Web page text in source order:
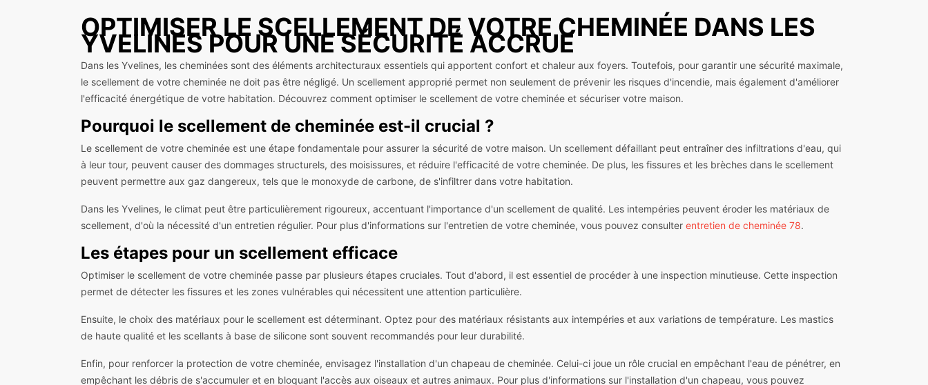
OPTIMISER LE SCELLEMENT DE VOTRE CHEMINÉE DANS LES
YVELINES POUR UNE SÉCURITÉ ACCRUE
Dans les Yvelines, les cheminées sont des éléments architecturaux essentiels qui apportent confort et chaleur aux foyers. Toutefois, pour garantir une sécurité maximale,
le scellement de votre cheminée ne doit pas être négligé. Un scellement approprié permet non seulement de prévenir les risques d'incendie, mais également d'améliorer
l'efficacité énergétique de votre habitation. Découvrez comment optimiser le scellement de votre cheminée et sécuriser votre maison.
Pourquoi le scellement de cheminée est-il crucial ?
Le scellement de votre cheminée est une étape fondamentale pour assurer la sécurité de votre maison. Un scellement défaillant peut entraîner des infiltrations d'eau, qui
à leur tour, peuvent causer des dommages structurels, des moisissures, et réduire l'efficacité de votre cheminée. De plus, les fissures et les brèches dans le scellement
peuvent permettre aux gaz dangereux, tels que le monoxyde de carbone, de s'infiltrer dans votre habitation.
Dans les Yvelines, le climat peut être particulièrement rigoureux, accentuant l'importance d'un scellement de qualité. Les intempéries peuvent éroder les matériaux de
scellement, d'où la nécessité d'un entretien régulier. Pour plus d'informations sur l'entretien de votre cheminée, vous pouvez consulter entretien de cheminée 78.
Les étapes pour un scellement efficace
Optimiser le scellement de votre cheminée passe par plusieurs étapes cruciales. Tout d'abord, il est essentiel de procéder à une inspection minutieuse. Cette inspection
permet de détecter les fissures et les zones vulnérables qui nécessitent une attention particulière.
Ensuite, le choix des matériaux pour le scellement est déterminant. Optez pour des matériaux résistants aux intempéries et aux variations de température. Les mastics
de haute qualité et les scellants à base de silicone sont souvent recommandés pour leur durabilité.
Enfin, pour renforcer la protection de votre cheminée, envisagez l'installation d'un chapeau de cheminée. Celui-ci joue un rôle crucial en empêchant l'eau de pénétrer, en
empêchant les débris de s'accumuler et en bloquant l'accès aux oiseaux et autres animaux. Pour plus d'informations sur l'installation d'un chapeau, vous pouvez